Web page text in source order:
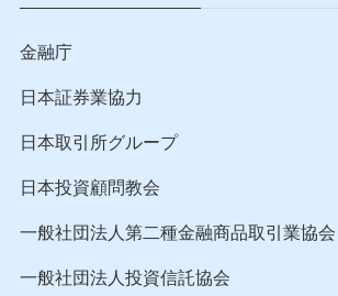
金融庁
日本証券業協力
日本取引所グループ
日本投資顧問教会
一般社団法人第二種金融商品取引業協会
一般社団法人投資信託協会